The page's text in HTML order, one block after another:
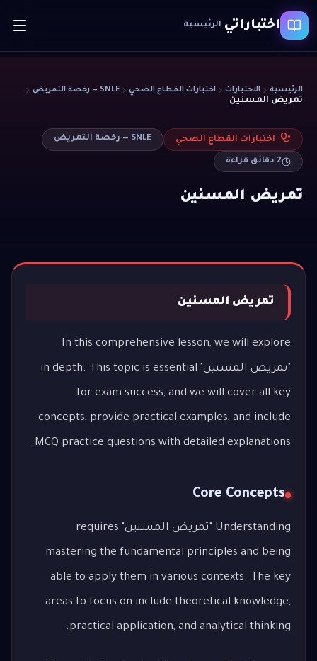
اختباراتي الرئيسية
الرئيسية الاختبارات اختبارات القطاع الصحي SNLE — رخصة التمريض
تمريض المسنين
اختبارات القطاع الصحي SNLE — رخصة التمريض
2 دقائق قراءة
تمريض المسنين
تمريض المسنين
In this comprehensive lesson, we will explore
"تمريض المسنين" in depth. This topic is essential
for exam success, and we will cover all key
concepts, provide practical examples, and include
MCQ practice questions with detailed explanations.
Core Concepts
Understanding "تمريض المسنين" requires
mastering the fundamental principles and being
able to apply them in various contexts. The key
areas to focus on include theoretical knowledge,
practical application, and analytical thinking.